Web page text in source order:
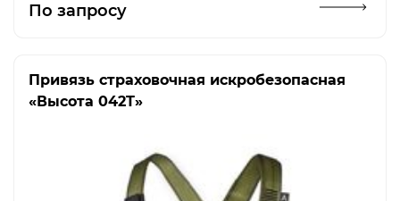
По запросу
Привязь страховочная искробезопасная
«Высота 042T»